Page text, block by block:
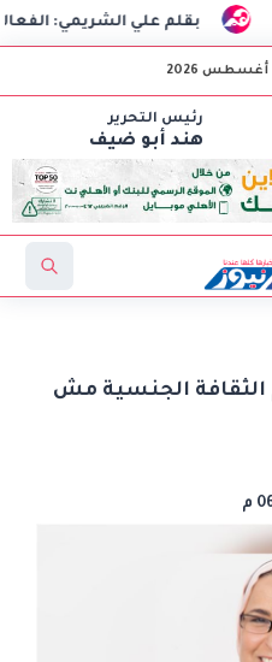
بقلم علي الشريمي: الفعالية
رئيس التحرير
هند أبو ضيف
الثقافة الجنسية مش